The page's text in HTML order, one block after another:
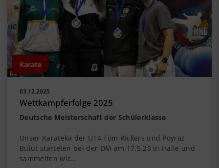
Karate
03.12.2025
Wettkampferfolge 2025
Deutsche Meisterschaft der Schülerklasse
Unser Karateka der U14 Tom Rickers und Poyraz
Bulut starteten bei der DM am 17.5.25 in Halle und
sammelten wic…